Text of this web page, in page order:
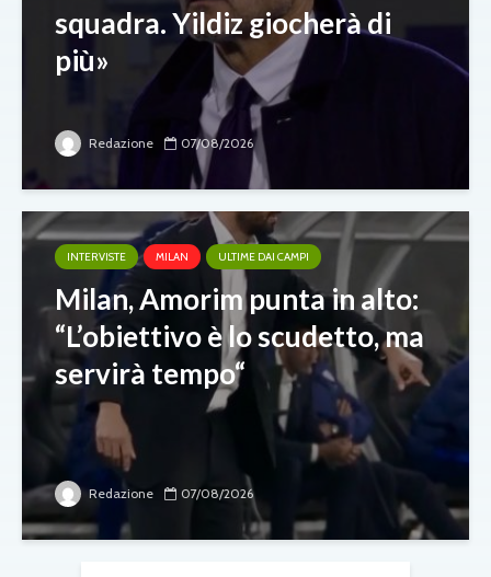
squadra. Yildiz giocherà di
più»
Redazione 07/08/2026
INTERVISTE MILAN ULTIME DAI CAMPI
Milan, Amorim punta in alto:
“L’obiettivo è lo scudetto, ma
servirà tempo“
Redazione 07/08/2026